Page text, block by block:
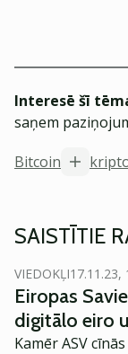
Interesē šī
saņem
Bitcoin
SAISTĪTIE
VIEDOKĻI17.11.23,
Eiropas
digitālo eiro
Kamēr ASV